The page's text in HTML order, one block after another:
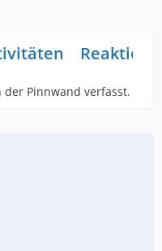
der Pinnwand verfasst.